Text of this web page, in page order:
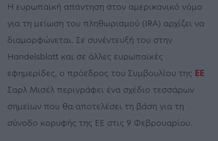
Η ευρωπαϊκή απάντηση στον αμερικανικό νόμο
για τη μείωση του πληθωρισμού (IRA) αρχίζει να
διαμορφώνεται. Σε συνέντευξή του στην
Handelsblatt και σε άλλες ευρωπαϊκές
εφημερίδες, ο πρόεδρος του Συμβουλίου της ΕΕ
Σαρλ Μισέλ περιγράφει ένα σχέδιο τεσσάρων
σημείων που θα αποτελέσει τη βάση για τη
σύνοδο κορυφής της ΕΕ στις 9 Φεβρουαρίου.